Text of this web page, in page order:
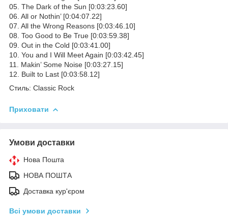
05. The Dark of the Sun [0:03:23.60]
06. All or Nothin’ [0:04:07.22]
07. All the Wrong Reasons [0:03:46.10]
08. Too Good to Be True [0:03:59.38]
09. Out in the Cold [0:03:41.00]
10. You and I Will Meet Again [0:03:42.45]
11. Makin’ Some Noise [0:03:27.15]
12. Built to Last [0:03:58.12]
Стиль: Classic Rock
Приховати
Умови доставки
Нова Пошта
НОВА ПОШТА
Доставка кур'єром
Всі умови доставки